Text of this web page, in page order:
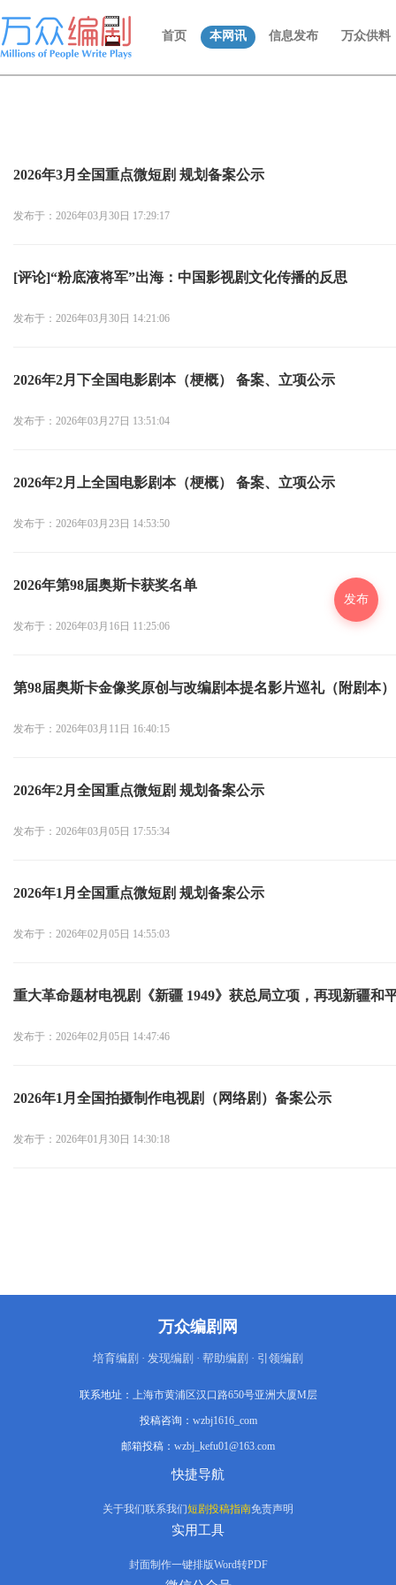
首页 本网讯 信息发布 万众供料
发布
2026年3月全国重点微短剧 规划备案公示
发布于：2026年03月30日 17:29:17
[评论]“粉底液将军”出海：中国影视剧文化传播的反思
发布于：2026年03月30日 14:21:06
2026年2月下全国电影剧本（梗概） 备案、立项公示
发布于：2026年03月27日 13:51:04
2026年2月上全国电影剧本（梗概） 备案、立项公示
发布于：2026年03月23日 14:53:50
2026年第98届奥斯卡获奖名单
发布于：2026年03月16日 11:25:06
​第98届奥斯卡金像奖原创与改编剧本提名影片巡礼（附剧本）
发布于：2026年03月11日 16:40:15
2026年2月全国重点微短剧 规划备案公示
发布于：2026年03月05日 17:55:34
2026年1月全国重点微短剧 规划备案公示
发布于：2026年02月05日 14:55:03
重大革命题材电视剧《新疆 1949》获总局立项，再现新疆和
发布于：2026年02月05日 14:47:46
2026年1月全国拍摄制作电视剧（网络剧）备案公示
发布于：2026年01月30日 14:30:18
万众编剧网
培育编剧 · 发现编剧 · 帮助编剧 · 引领编剧
联系地址： 上海市黄浦区汉口路650号亚洲大厦M层
投稿咨询： wzbj1616_com
邮箱投稿： wzbj_kefu01@163.com
快捷导航
关于我们联系我们短剧投稿指南免责声明
实用工具
封面制作一键排版Word转PDF